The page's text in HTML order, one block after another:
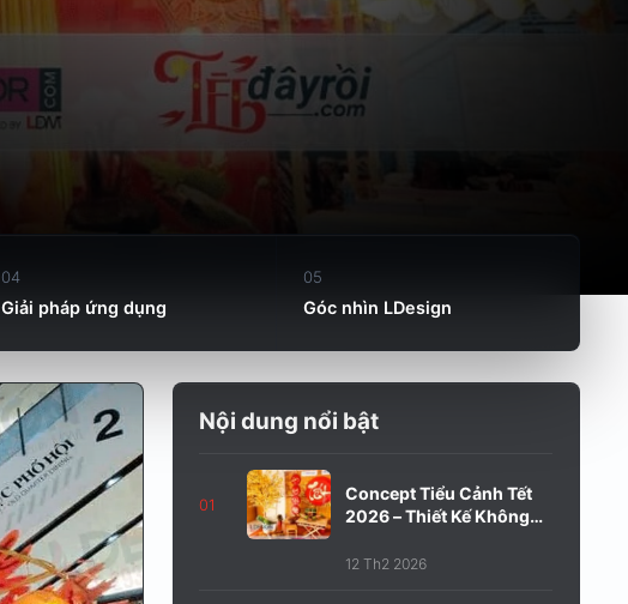
04
Giải pháp ứng dụng
05
Góc nhìn LDesign
Nội dung nổi bật
01
Concept Tiểu Cảnh Tết
2026 – Thiết Kế Không
12 Th2 2026